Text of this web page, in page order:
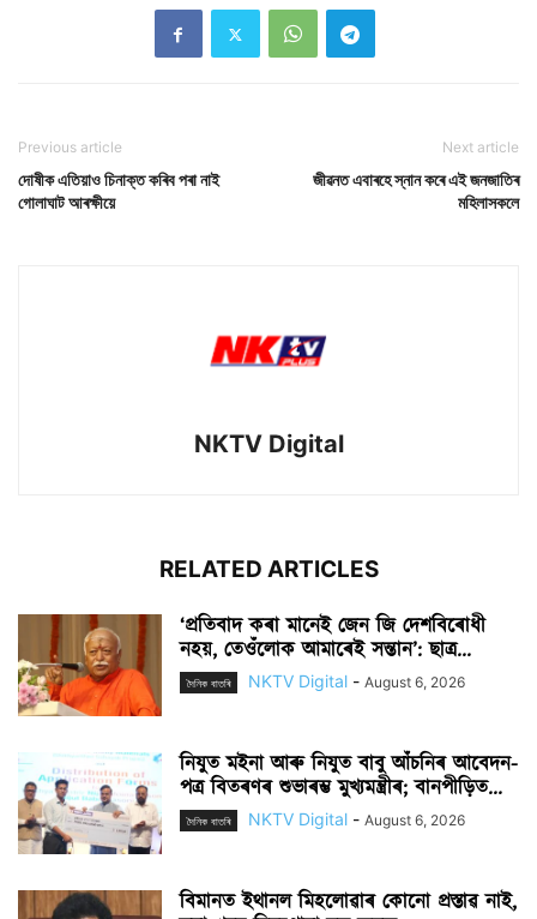
Previous article
দোষীক এতিয়াও চিনাক্ত কৰিব পৰা নাই
গোলাঘাট আৰক্ষীয়ে
Next article
জীৱনত এবাৰহে স্নান কৰে এই জনজাতিৰ
মহিলাসকলে
NKTV Digital
RELATED ARTICLES
‘প্ৰতিবাদ কৰা মানেই জেন জি দেশবিৰোধী
নহয়, তেওঁলোক আমাৰেই সন্তান’: ছাত্ৰ...
দৈনিক বাতৰি NKTV Digital - August 6, 2026
নিযুত মইনা আৰু নিযুত বাবু আঁচনিৰ আবেদন-
পত্ৰ বিতৰণৰ শুভাৰম্ভ মুখ্যমন্ত্ৰীৰ; বানপীড়িত...
দৈনিক বাতৰি NKTV Digital - August 6, 2026
বিমানত ইথানল মিহলোৱাৰ কোনো প্ৰস্তাৱ নাই,